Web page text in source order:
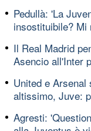
Pedullà: 'La
insostituibile?
Il Real Madrid
Asencio all'Inter
United e
altissimo, Juve:
Agresti: